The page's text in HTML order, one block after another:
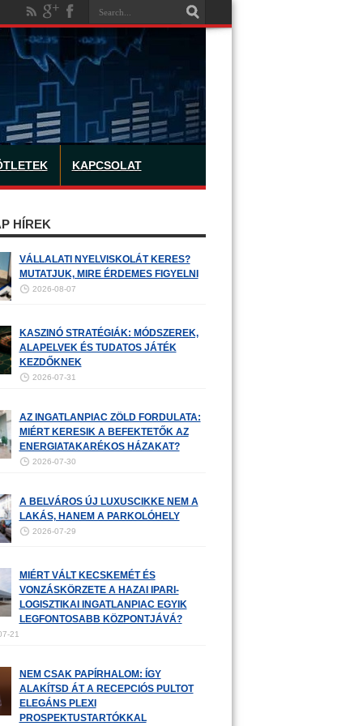
KAPCSOLAT
HÍREK
VÁLLALATI NYELVISKOLÁT KERES?
MUTATJUK, MIRE ÉRDEMES FIGYELNI
2026-08-07
KASZINÓ STRATÉGIÁK: MÓDSZEREK,
ALAPELVEK ÉS TUDATOS JÁTÉK
KEZDŐKNEK
2026-07-31
AZ INGATLANPIAC ZÖLD FORDULATA:
MIÉRT KERESIK A BEFEKTETŐK AZ
ENERGIATAKARÉKOS HÁZAKAT?
2026-07-30
A BELVÁROS ÚJ LUXUSCIKKE NEM A
LAKÁS, HANEM A PARKOLÓHELY
2026-07-29
MIÉRT VÁLT KECSKEMÉT ÉS
VONZÁSKÖRZETE A HAZAI IPARI-
LOGISZTIKAI INGATLANPIAC EGYIK
LEGFONTOSABB KÖZPONTJÁVÁ?
21
NEM CSAK PAPÍRHALOM: ÍGY
ALAKÍTSD ÁT A RECEPCIÓS PULTOT
ELEGÁNS PLEXI
PROSPEKTUSTARTÓKKAL